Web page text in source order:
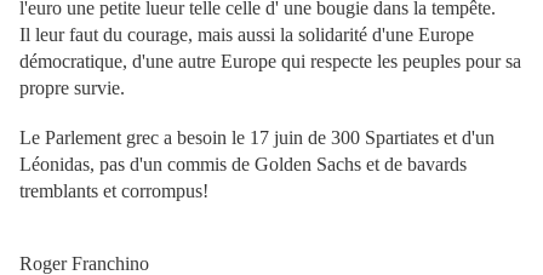
l'euro une petite lueur telle celle d' une bougie dans la tempête.
Il leur faut du courage, mais aussi la solidarité d'une Europe
démocratique, d'une autre Europe qui respecte les peuples pour sa
propre survie.
Le Parlement grec a besoin le 17 juin de 300 Spartiates et d'un
Léonidas, pas d'un commis de Golden Sachs et de bavards
tremblants et corrompus!
Roger Franchino